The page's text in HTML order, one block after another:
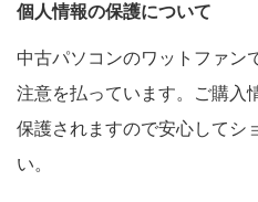
個人情報の保護について
中古パソコンのワットファン
注意を払っています。ご購入
保護されますので安心してシ
い。